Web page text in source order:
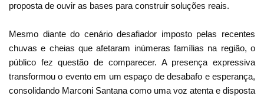
proposta de ouvir as bases para construir soluções reais.
Mesmo diante do cenário desafiador imposto pelas recentes
chuvas e cheias que afetaram inúmeras famílias na região, o
público fez questão de comparecer. A presença expressiva
transformou o evento em um espaço de desabafo e esperança,
consolidando Marconi Santana como uma voz atenta e disposta